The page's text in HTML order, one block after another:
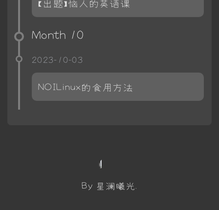
【出题】恼人的英语课
Month 10
2023-10-03
NOILinux的食用方法
By 星澜曦光.